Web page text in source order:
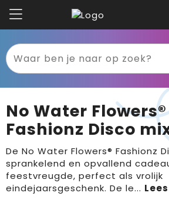
Textiel
Werkkleding
Sport
Tassen
Kariban
B&C
Gildan
Clique
No Water
Fashionz Disco
De No Water Flowers® Fashionz
sprankelend en opvallend
feestvreugde, perfect als vrolijk
eindejaarsgeschenk. De le...